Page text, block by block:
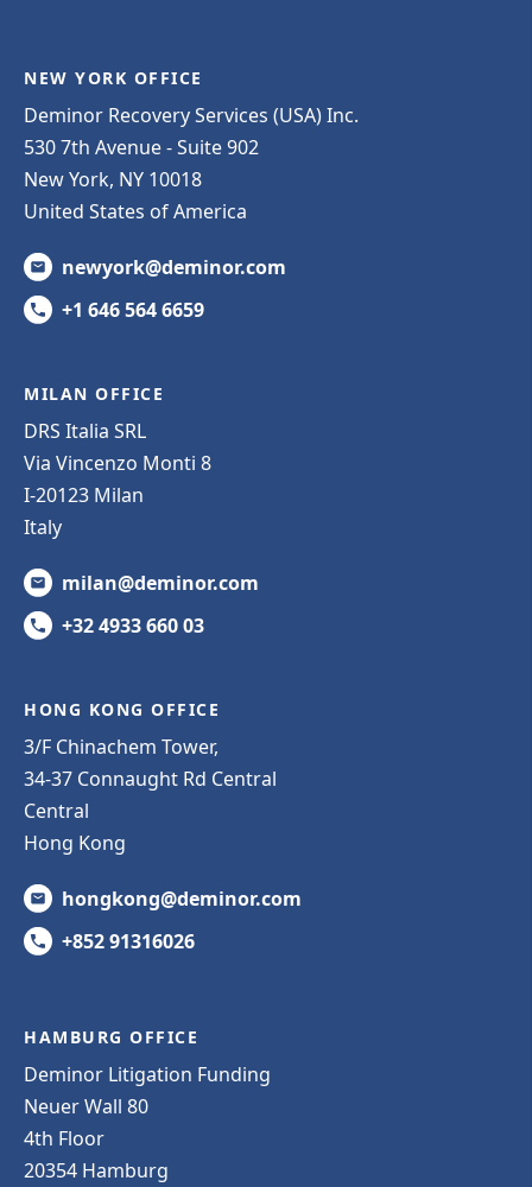
NEW YORK OFFICE
Deminor Recovery Services (USA) Inc.
530 7th Avenue - Suite 902
New York, NY 10018
United States of America
newyork@deminor.com
+1 646 564 6659
MILAN OFFICE
DRS Italia SRL
Via Vincenzo Monti 8
I-20123 Milan
Italy
milan@deminor.com
+32 4933 660 03
HONG KONG OFFICE
3/F Chinachem Tower,
34-37 Connaught Rd Central
Central
Hong Kong
hongkong@deminor.com
+852 91316026
HAMBURG OFFICE
Deminor Litigation Funding
Neuer Wall 80
4th Floor
20354 Hamburg